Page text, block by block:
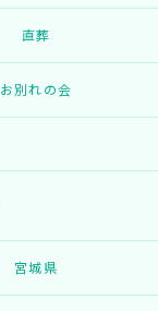
直葬
お別れの会
宮城県